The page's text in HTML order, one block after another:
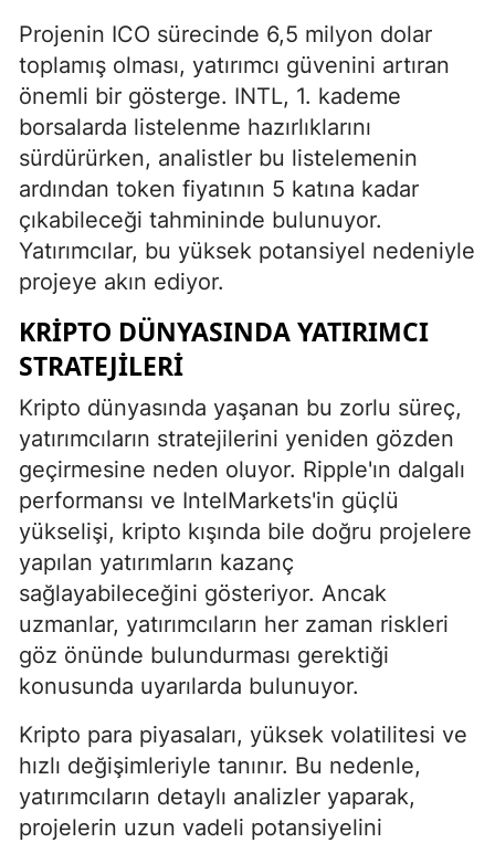
Projenin ICO sürecinde 6,5 milyon dolar
toplamış olması, yatırımcı güvenini artıran
önemli bir gösterge. INTL, 1. kademe
borsalarda listelenme hazırlıklarını
sürdürürken, analistler bu listelemenin
ardından token fiyatının 5 katına kadar
çıkabileceği tahmininde bulunuyor.
Yatırımcılar, bu yüksek potansiyel nedeniyle
projeye akın ediyor.
KRIPTO DÜNYASINDA YATIRIMCI
STRATEJILERI
Kripto dünyasında yaşanan bu zorlu süreç,
yatırımcıların stratejilerini yeniden gözden
geçirmesine neden oluyor. Ripple'ın dalgalı
performansı ve IntelMarkets'in güçlü
yükselişi, kripto kışında bile doğru projelere
yapılan yatırımların kazanç
sağlayabileceğini gösteriyor. Ancak
uzmanlar, yatırımcıların her zaman riskleri
göz önünde bulundurması gerektiği
konusunda uyarılarda bulunuyor.
Kripto para piyasaları, yüksek volatilitesi ve
hızlı değişimleriyle tanınır. Bu nedenle,
yatırımcıların detaylı analizler yaparak,
projelerin uzun vadeli potansiyelini